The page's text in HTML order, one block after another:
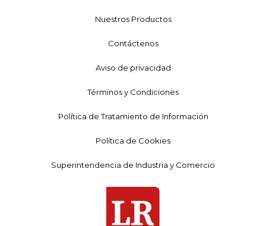
Nuestros Productos
Contáctenos
Aviso de privacidad
Términos y Condiciones
Política de Tratamiento de Información
Política de Cookies
Superintendencia de Industria y Comercio